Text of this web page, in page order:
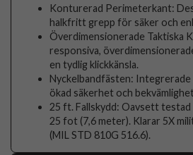
Konturerad Perimeterkant:
halkfritt grepp för säker och
Överdimensionerade Taktiska
responsiva,
en tydlig klickkänsla.
Nyckelbandfästen:
ökad säkerhet och
25 ft. Fallskydd: Oavsett
25 fot (7,6 meter). Klarar 5X
(MIL STD 810G 516.6).